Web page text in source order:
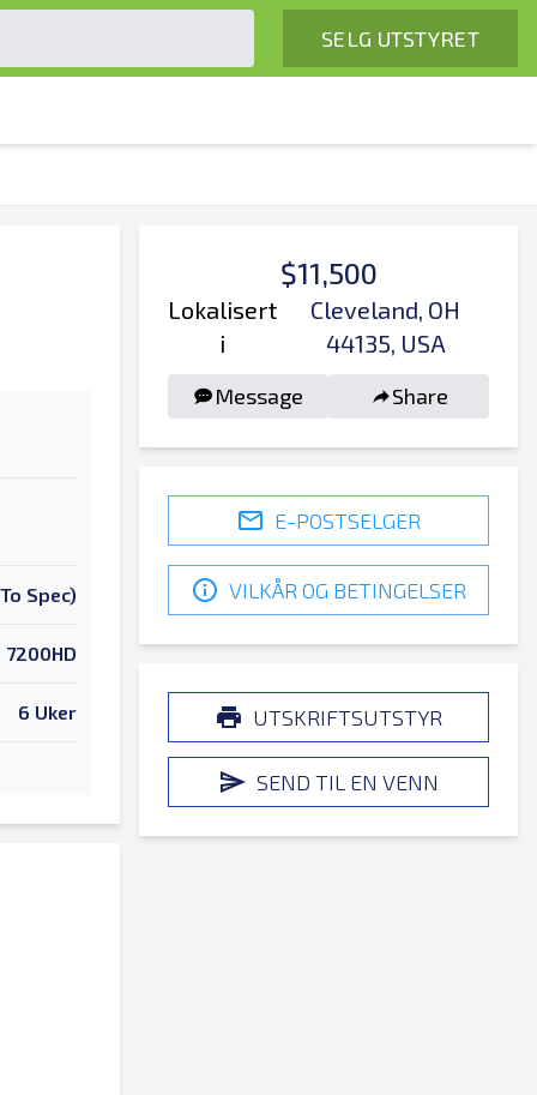
SELG UTSTYRET
Spec)
7200HD
6 Uker
$11,500
Lokalisert
i
Cleveland, OH
44135, USA
Message Share
E-POSTSELGER
VILKÅR OG BETINGELSER
UTSKRIFTSUTSTYR
SEND TIL EN VENN